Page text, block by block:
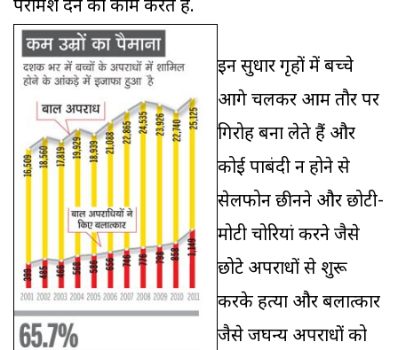
परामर्श देने का काम करते हैं.
इन सुधार गृहों में बच्चे
आगे चलकर आम तौर पर
गिरोह बना लेते हैं और
कोई पाबंदी न होने से
सेलफोन छीनने और छोटी-
मोटी चोरियां करने जैसे
छोटे अपराधों से शुरू
करके हत्या और बलात्कार
जैसे जघन्य अपराधों को